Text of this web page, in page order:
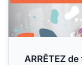
ARRÊTEZ